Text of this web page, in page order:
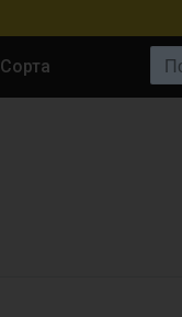
Сорта